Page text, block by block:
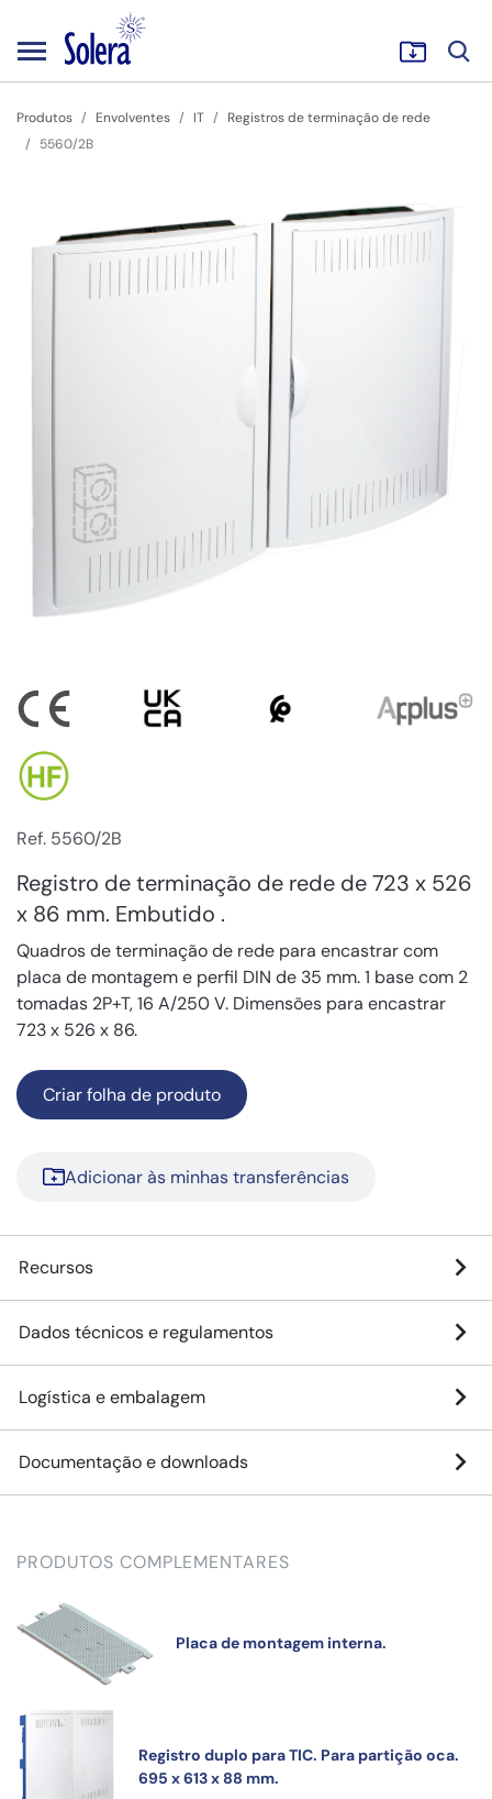
Produtos Envolventes IT
Registros de terminação de rede
5560/2B
Ref. 5560/2B
Registro de terminação de rede de 723 x 526
x 86 mm. Embutido .
Quadros de terminação de rede para encastrar com
placa de montagem e perfil DIN de 35 mm. 1 base com 2
tomadas 2P+T, 16 A/250 V. Dimensões para encastrar
723 x 526 x 86.
Criar folha de produto
Adicionar às minhas transferências
Recursos
Dados técnicos e regulamentos
Logística e embalagem
Documentação e downloads
PRODUTOS COMPLEMENTARES
Placa de montagem interna.
Registro duplo para TIC. Para partição oca.
695 x 613 x 88 mm.